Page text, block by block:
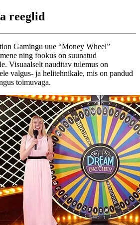
reeglid
Gamingu uue “Money Wheel”
ning fookus on suunatud
Visuaalselt nauditav tulemus on
valgus- ja helitehnikale, mis on pandud
toimuvaga.